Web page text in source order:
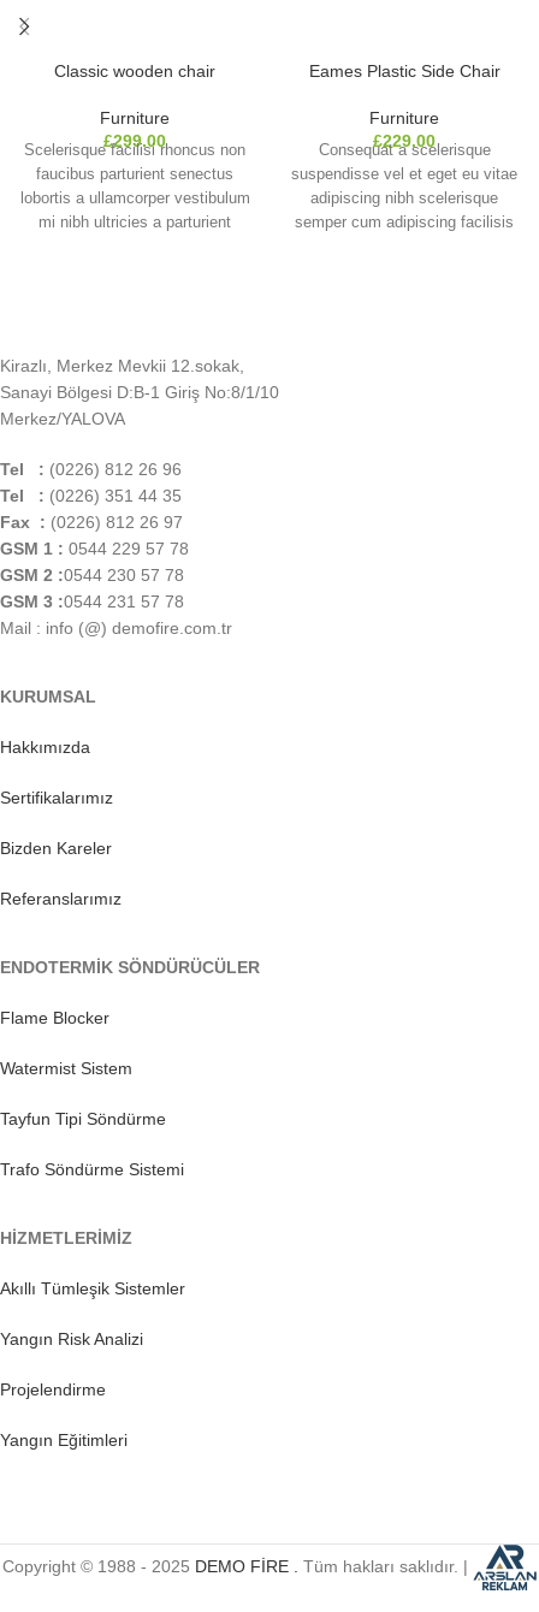
Classic wooden chair
Furniture
£299.00
Scelerisque facilisi rhoncus non
faucibus parturient senectus
lobortis a ullamcorper vestibulum
mi nibh ultricies a parturient
Eames Plastic Side Chair
Furniture
£229.00
Consequat a scelerisque
suspendisse vel et eget eu vitae
adipiscing nibh scelerisque
semper cum adipiscing facilisis
Kirazlı, Merkez Mevkii 12.sokak,
Sanayi Bölgesi D:B-1 Giriş No:8/1/10
Merkez/YALOVA
Tel : (0226) 812 26 96
Tel : (0226) 351 44 35
Fax : (0226) 812 26 97
GSM 1 : 0544 229 57 78
GSM 2 :0544 230 57 78
GSM 3 :0544 231 57 78
Mail : info (@) demofire.com.tr
KURUMSAL
Hakkımızda
Sertifikalarımız
Bizden Kareler
Referanslarımız
ENDOTERMİK SÖNDÜRÜCÜLER
Flame Blocker
Watermist Sistem
Tayfun Tipi Söndürme
Trafo Söndürme Sistemi
HİZMETLERİMİZ
Akıllı Tümleşik Sistemler
Yangın Risk Analizi
Projelendirme
Yangın Eğitimleri
Copyright © 1988 - 2025 DEMO FİRE . Tüm hakları saklıdır. |